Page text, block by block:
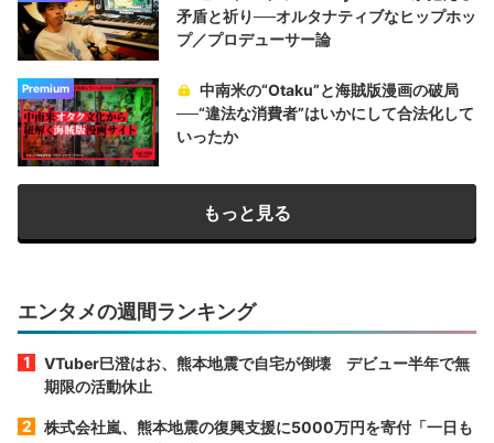
矛盾と祈り──オルタナティブなヒップホッ
プ／プロデューサー論
Premium
中南米の“Otaku”と海賊版漫画の破局
──“違法な消費者”はいかにして合法化して
いったか
もっと見る
エンタメの週間ランキング
VTuber巳澄はお、熊本地震で自宅が倒壊 デビュー半年で無
期限の活動休止
株式会社嵐、熊本地震の復興支援に5000万円を寄付「一日も